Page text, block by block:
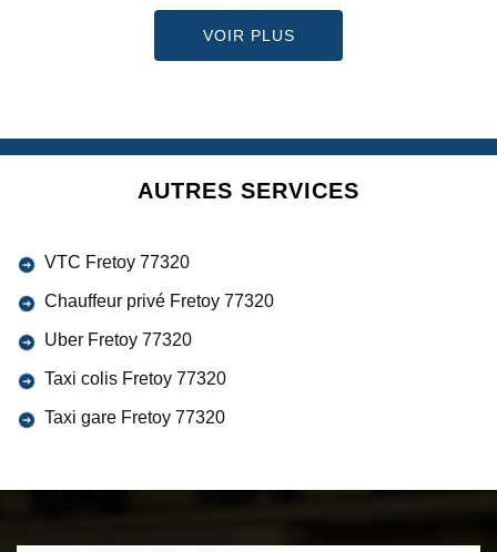
VOIR PLUS
AUTRES SERVICES
VTC Fretoy 77320
Chauffeur privé Fretoy 77320
Uber Fretoy 77320
Taxi colis Fretoy 77320
Taxi gare Fretoy 77320